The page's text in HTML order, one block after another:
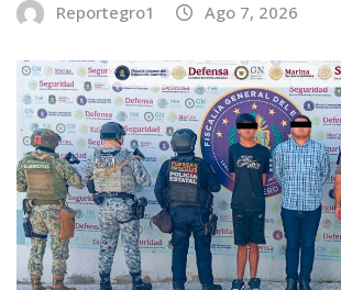
Reportegro1 Ago 7, 2026